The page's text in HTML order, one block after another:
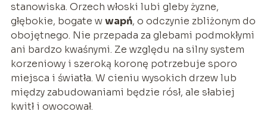
stanowiska. Orzech włoski lubi gleby żyzne,
głębokie, bogate wwapń, o odczynie zbliżonym do
obojętnego. Nie przepada za glebami podmokłymi
ani bardzo kwaśnymi. Ze względu na silny system
korzeniowy i szeroką koronę potrzebuje sporo
miejsca i światła. W cieniu wysokich drzew lub
między zabudowaniami będzie rósł, ale słabiej
kwitł i owocował.